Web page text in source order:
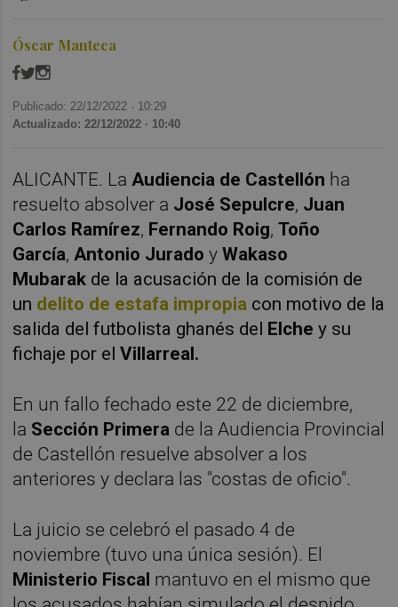
Óscar Manteca
Publicado: 22/12/2022 · 10:29
Actualizado: 22/12/2022 · 10:40
ALICANTE. La Audiencia de Castellón ha
resuelto absolver a José Sepulcre, Juan
Carlos Ramírez, Fernando Roig,Toño
García, Antonio Jurado yWakaso
Mubarak de la acusación de la comisión de
un delito de estafa impropia con motivo de la
salida del futbolista ghanés del Elche y su
fichaje por elVillarreal.
En un fallo fechado este 22 de diciembre,
la Sección Primera de la Audiencia Provincial
de Castellón resuelve absolver a los
anteriores y declara las "costas de oficio".
La juicio se celebró el pasado 4 de
noviembre (tuvo una única sesión). El
Ministerio Fiscal mantuvo en el mismo que